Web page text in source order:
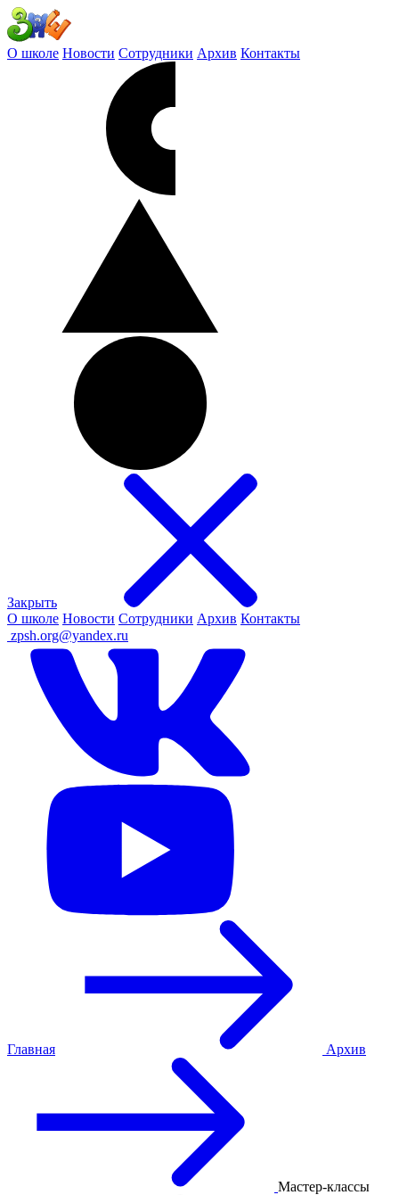
О школе Новости Сотрудники Архив Контакты
Закрыть
О школе Новости Сотрудники Архив Контакты
zpsh.org@yandex.ru
Главная Архив
Мастер-классы